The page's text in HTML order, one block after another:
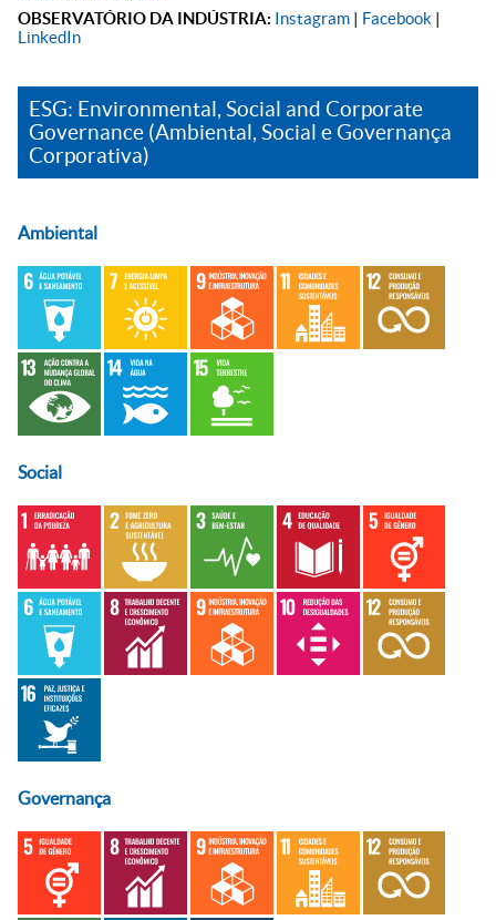
OBSERVATÓRIO DA INDÚSTRIA: Instagram | Facebook |
LinkedIn
ESG: Environmental, Social and Corporate
Governance (Ambiental, Social e Governança
Corporativa)
Ambiental
Social
Governança